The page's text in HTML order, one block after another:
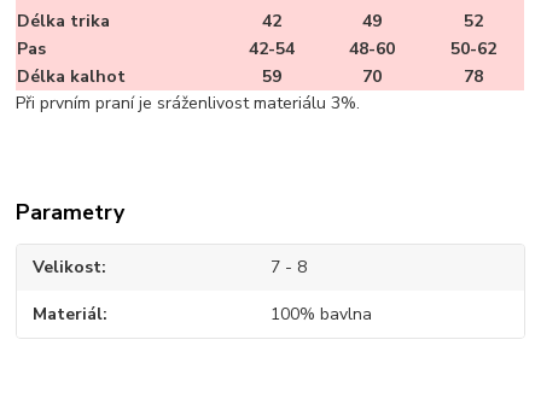
Délka trika
42 49
52
Pas
42-54 48-60
50-62
Délka kalhot
59 70
78
Při prvním praní je sráženlivost materiálu 3%.
Parametry
Velikost 7 - 8
Materiál 100% bavlna